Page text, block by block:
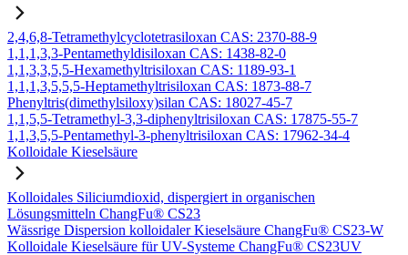
2,4,6,8-Tetramethylcyclotetrasiloxan CAS: 2370-88-9
1,1,1,3,3-Pentamethyldisiloxan CAS: 1438-82-0
1,1,3,3,5,5-Hexamethyltrisiloxan CAS: 1189-93-1
1,1,1,3,5,5,5-Heptamethyltrisiloxan CAS: 1873-88-7
Phenyltris(dimethylsiloxy)silan CAS: 18027-45-7
1,1,5,5-Tetramethyl-3,3-diphenyltrisiloxan CAS: 17875-55-7
1,1,3,5,5-Pentamethyl-3-phenyltrisiloxan CAS: 17962-34-4
Kolloidale Kieselsäure
Kolloidales Siliciumdioxid, dispergiert in organischen
Lösungsmitteln ChangFu® CS23
Wässrige Dispersion kolloidaler Kieselsäure ChangFu® CS23-W
Kolloidale Kieselsäure für UV-Systeme ChangFu® CS23UV